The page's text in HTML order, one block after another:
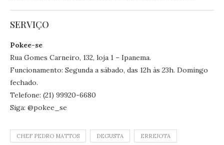
SERVIÇO
Pokee-se
Rua Gomes Carneiro, 132, loja 1 – Ipanema.
Funcionamento: Segunda a sábado, das 12h às 23h. Domingo
fechado.
Telefone: (21) 99920-6680
Siga: @pokee_se
CHEF PEDRO MATTOS DEGUSTA ERREJOTA